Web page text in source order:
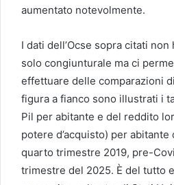
aumentato notevolmente.
I dati dell’Ocse sopra citati
solo congiunturale ma ci
effettuare delle comparazioni
figura a fianco sono illustrati i
Pil per abitante e del reddito
potere d’acquisto) per abitante
quarto trimestre 2019, pre-
trimestre del 2025. È del tutto